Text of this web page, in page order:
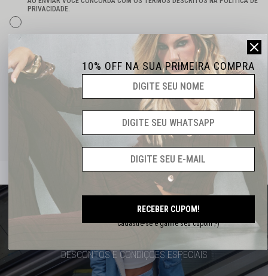
PRIVACIDADE.
ENVIAR
Estamos prontos para atender você e construir uma parceria de
CADASTRE-SE E RECEBA
OFERTAS EXCLUSIVAS
DESCONTOS E CONDIÇÕES ESPECIAIS
10% OFF NA SUA PRIMEIRA COMPRA
Cadastre-se e ganhe seu cupom ;-)
RECEBER CUPOM!